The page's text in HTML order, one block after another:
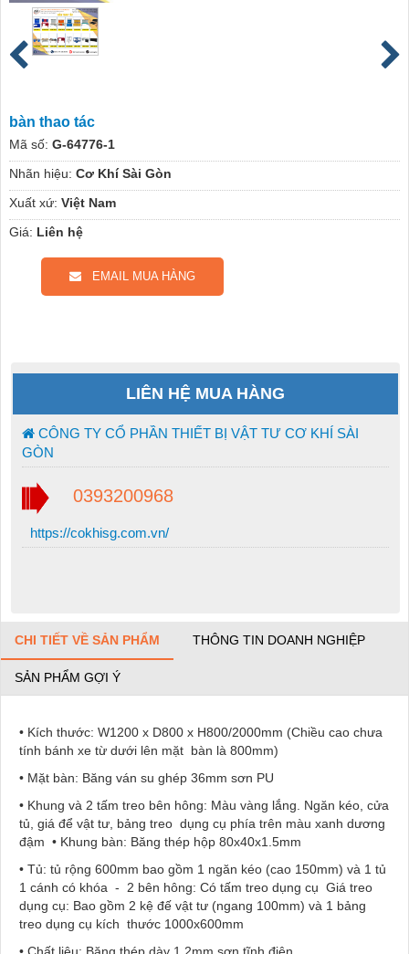
bàn thao tác
Mã số: G-64776-1
Nhãn hiệu: Cơ Khí Sài Gòn
Xuất xứ: Việt Nam
Giá: Liên hệ
EMAIL MUA HÀNG
LIÊN HỆ MUA HÀNG
CÔNG TY CỔ PHẦN THIẾT BỊ VẬT TƯ CƠ KHÍ SÀI
GÒN
0393200968
https://cokhisg.com.vn/
CHI TIẾT VỀ SẢN PHẨM THÔNG TIN DOANH NGHIỆP
SẢN PHẨM GỢI Ý
• Kích thước: W1200 x D800 x H800/2000mm (Chiều cao chưa
tính bánh xe từ dưới lên mặt bàn là 800mm)
• Mặt bàn: Băng ván su ghép 36mm sơn PU
• Khung và 2 tấm treo bên hông: Màu vàng lắng. Ngăn kéo, cửa
tủ, giá để vật tư, bảng treo dụng cụ phía trên màu xanh dương
đậm • Khung bàn: Băng thép hộp 80x40x1.5mm
• Tủ: tủ rộng 600mm bao gồm 1 ngăn kéo (cao 150mm) và 1 tủ
1 cánh có khóa - 2 bên hông: Có tấm treo dụng cụ Giá treo
dụng cụ: Bao gồm 2 kệ đế vật tư (ngang 100mm) và 1 bảng
treo dụng cụ kích thước 1000x600mm